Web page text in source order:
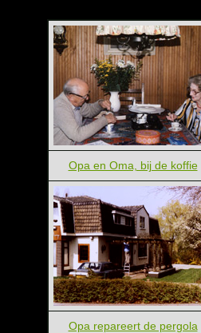
Opa en Oma, bij de koffie
Opa repareert de pergola